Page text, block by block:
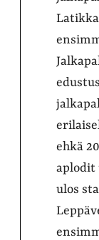
ehkä
aplodit
ulos